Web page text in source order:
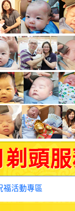
頭服
福活動專區